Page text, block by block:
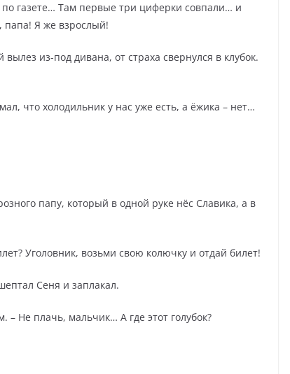
по газете… Там первые три циферки совпали… и
папа! Я же взрослый!
из-под дивана, от страха свернулся в клубок.
что холодильник у нас уже есть, а ёжика – нет…
папу, который в одной руке нёс Славика, а в
Уголовник, возьми свою колючку и отдай билет!
Сеня и заплакал.
– Не плачь, мальчик… А где этот голубок?